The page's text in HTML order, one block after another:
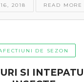
2018 READ MORE
DE SEZON
SI